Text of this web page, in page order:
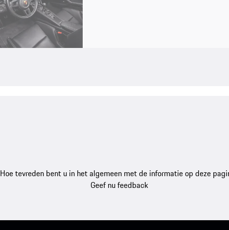
Hoe tevreden bent u in het algemeen met de informatie op deze
Geef nu feedback